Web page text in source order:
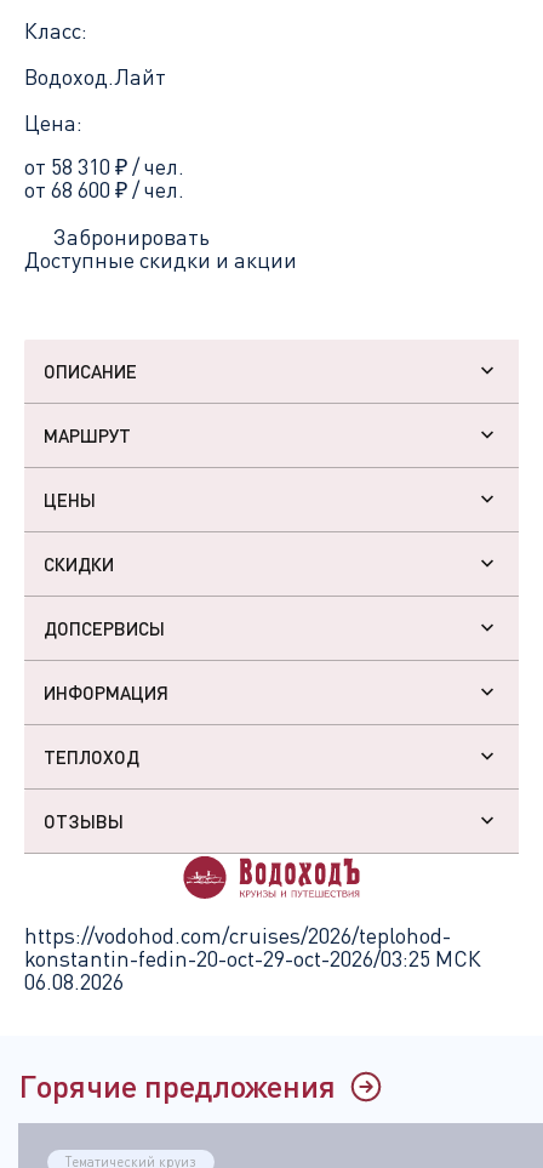
Класс:
Водоход.Лайт
Цена:
от 58 310 ₽/ чел.
от 68 600 ₽/ чел.
Забронировать
Доступные скидки и акции
ОПИСАНИЕ
МАРШРУТ
ЦЕНЫ
СКИДКИ
ДОПСЕРВИСЫ
ИНФОРМАЦИЯ
ТЕПЛОХОД
ОТЗЫВЫ
https://vodohod.com/cruises/2026/teplohod-
konstantin-fedin-20-oct-29-oct-2026/03:25 МСК
06.08.2026
Горячие предложения
Тематический круиз